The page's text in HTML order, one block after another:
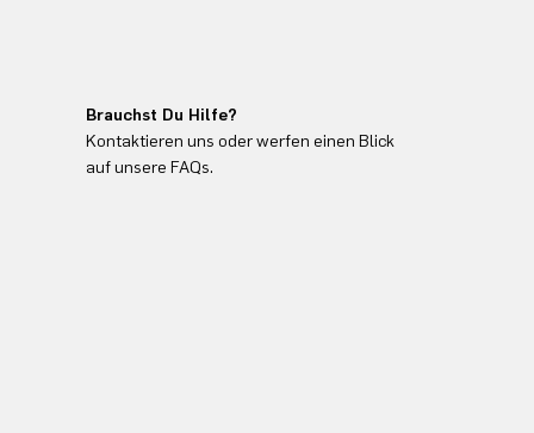
Brauchst Du Hilfe?
Kontaktieren uns oder werfen einen Blick
auf unsere FAQs.